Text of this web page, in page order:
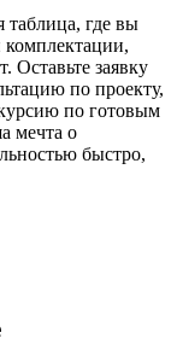
таблица, где вы
комплектации,
Оставьте заявку
по проекту,
по готовым
мечта о
быстро,